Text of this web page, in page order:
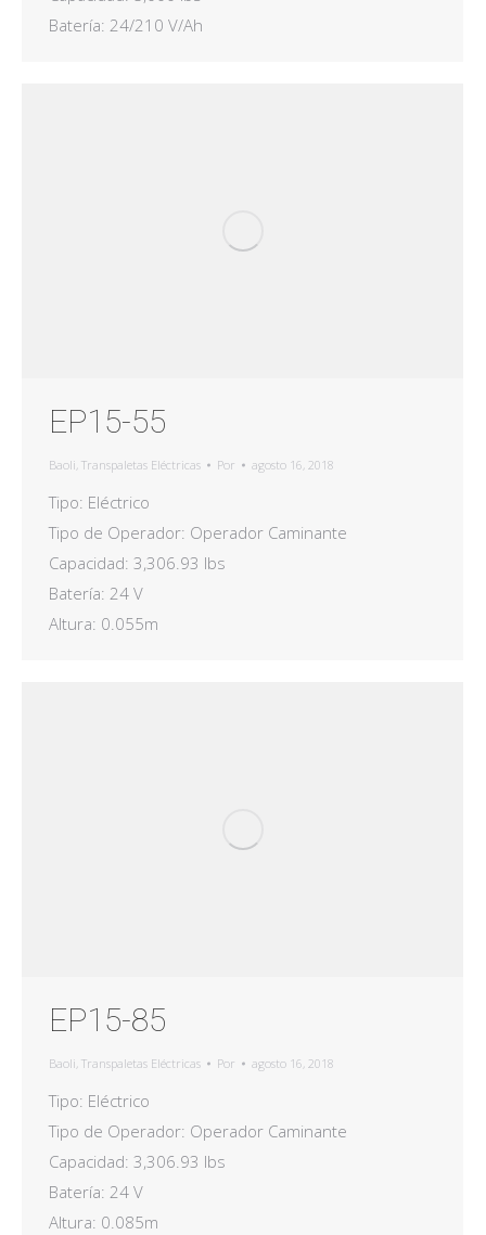
Batería: 24/210 V/Ah
EP15-55
Baoli, Transpaletas Eléctricas Por agosto 16, 2018
Tipo: Eléctrico
Tipo de Operador: Operador Caminante
Capacidad: 3,306.93 lbs
Batería: 24 V
Altura: 0.055m
EP15-85
Baoli, Transpaletas Eléctricas Por agosto 16, 2018
Tipo: Eléctrico
Tipo de Operador: Operador Caminante
Capacidad: 3,306.93 lbs
Batería: 24 V
Altura: 0.085m